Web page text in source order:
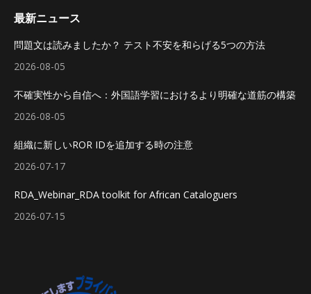
最新ニュース
問題文は読みましたか？ テスト不安を和らげる5つの方法
2026-08-05
不確実性から自信へ：外国語学習におけるより明確な道筋の構築
2026-08-05
組織に新しいROR IDを追加する時の注意
2026-07-17
RDA_Webinar_RDA toolkit for African Cataloguers
2026-07-15